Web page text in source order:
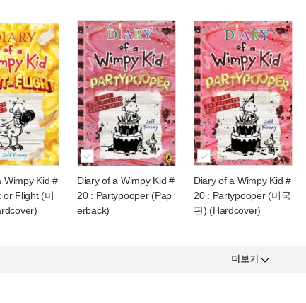
Wimpy Kid #
or Flight (미
Diary of a Wimpy Kid #
20 : Partypooper (Pap
erback)
Diary of a Wimpy Kid #
20 : Partypooper (미국
판) (Hardcover)
더보기